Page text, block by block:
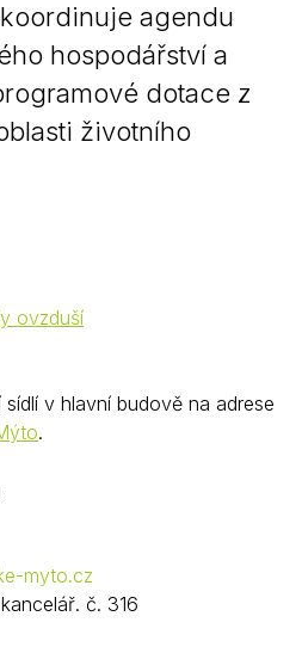
agendu
hospodářství a
dotace z
životního
ovzduší
v hlavní budově na adrese
.
myto.cz
č. 316